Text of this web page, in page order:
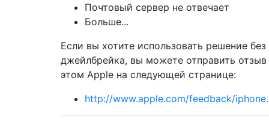
Почтовый сервер не отвечает
Больше...
Если вы хотите использовать решение без
джейлбрейка, вы можете отправить отзыв
этом Apple на следующей странице:
http://www.apple.com/feedback/